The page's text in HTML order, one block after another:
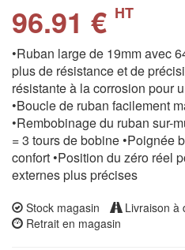
96.91 € HT
•Ruban large de 19mm avec
plus de résistance et de
résistante à la corrosion pour
•Boucle de ruban facilement
•Rembobinage du ruban sur-
= 3 tours de bobine •Poignée
confort •Position du zéro réel
externes plus précises
Stock magasin
Livraison à
Retrait en magasin